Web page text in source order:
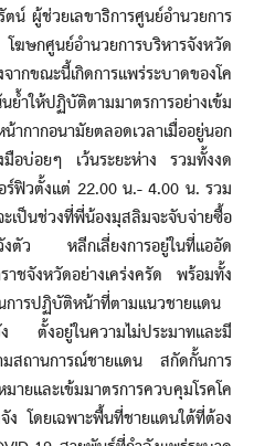
วยเลขาธิการศูนย์อำนวยการ
ษกศูนย์อำนวยการบริหารจังหวัด
กขณะนี้เกิดการแพร่ระบาดของโค
ให้ปฏิบัติตามมาตรการอย่างเข้ม
กอนามัยตลอดเวลาเมื่ออยู่นอก
อบ่อยๆ เว้นระยะห่าง รวมทั้งงด
ร์ฟิวตั้งแต่ 22.00 น.- 4.00 น. รวม
เป็นช่วงที่พี่น้องมุสลิมจะจับจ่ายซื้อ
งตัว หลีกเลี่ยงการอยู่ในที่แออัด
ชจังหวัดอย่างเคร่งครัด พร้อมทั้ง
การปฏิบัติหน้าที่ตามแนวชายแดน
ตั้งอยู่ในความไม่ประมาทและมี
สถานการณ์ชายแดน สกัดกั้นการ
ยและเข้มมาตรการควบคุมโรคโค
โดยเฉพาะพื้นที่ชายแดนใต้ที่ต้อง